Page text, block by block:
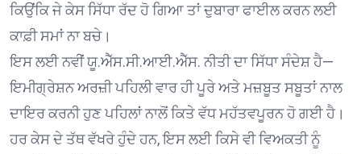
ਕਿਉਂਕਿ ਜੇ ਕੇਸ ਸਿੱਧਾ ਰੱਦ ਹੋ ਗਿਆ ਤਾਂ ਦੁਬਾਰਾ ਫਾਈਲ ਕਰਨ ਲਈ
ਕਾਫ਼ੀ ਸਮਾਂ ਨਾ ਬਚੇ।
ਇਸ ਲਈ ਨਵੀਂ ਯੂ.ਐੱਸ.ਸੀ.ਆਈ.ਐੱਸ. ਨੀਤੀ ਦਾ ਸਿੱਧਾ ਸੰਦੇਸ਼ ਹੈ—
ਇਮੀਗ੍ਰੇਸ਼ਨ ਅਰਜ਼ੀ ਪਹਿਲੀ ਵਾਰ ਹੀ ਪੂਰੇ ਅਤੇ ਮਜ਼ਬੂਤ ਸਬੂਤਾਂ ਨਾਲ
ਦਾਇਰ ਕਰਨੀ ਹੁਣ ਪਹਿਲਾਂ ਨਾਲੋਂ ਕਿਤੇ ਵੱਧ ਮਹੱਤਵਪੂਰਨ ਹੋ ਗਈ ਹੈ।
ਹਰ ਕੇਸ ਦੇ ਤੱਥ ਵੱਖਰੇ ਹੁੰਦੇ ਹਨ, ਇਸ ਲਈ ਕਿਸੇ ਵੀ ਵਿਅਕਤੀ ਨੂੰ